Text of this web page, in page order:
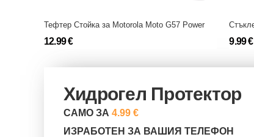
Тефтер Стойка за Motorola Moto G57 Power
12.99 € 9.99 €
Хидрогел Протектор
САМО ЗА 4.99 €
ИЗРАБОТЕН ЗА ВАШИЯ ТЕЛЕФОН